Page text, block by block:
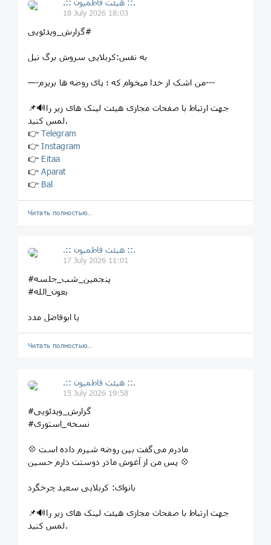
.:: هیئت فاطمیون ::.
18 July 2026 18:03
⁨ #گزارش_ویدئویی
به نفس:کربلایی سروش برگ نیل
—-من اشک از خدا میخوام که ؛ پای روضه ها بریزم---
📌🔊جهت ارتباط با صفحات مجازی هیئت لینک های زیر را
لمس کنید.
👉Telegram
👉Instagram
👉 Eitaa
👉Aparat
👉 Bal
Читать полностью…
.:: هیئت فاطمیون ::.
17 July 2026 11:01
#پنجمین_شب_جلسه
#بعون_الله
یا ابوفاضل مدد
Читать полностью…
.:: هیئت فاطمیون ::.
15 July 2026 19:58
#گزارش_ویدئویی
#نسخه_استوری
💠 مادرم می‌گفت بین روضه شیرم داده است
پس من از آغوش مادر دوستت دارم حسین 💠
بانوای‌: کربلایی سعید چرخگرد
📌🔊جهت ارتباط با صفحات مجازی هیئت لینک های زیر را
لمس کنید.